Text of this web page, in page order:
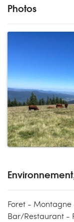
Photos
Foret -
Bar/Restaurant -